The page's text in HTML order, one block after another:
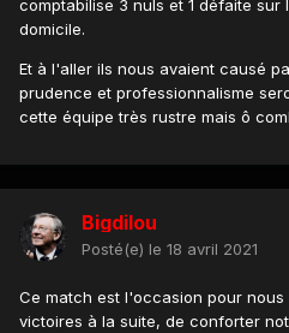
comptabilise 3 nuls et 1 défaite sur
domicile.
Et à l'aller ils nous avaient causé
prudence et professionnalisme
cette équipe très rustre mais ô
Bigdilou
Posté(e) le 18 avril 2021
Ce match est l'occasion pour
victoires à la suite, de conforter